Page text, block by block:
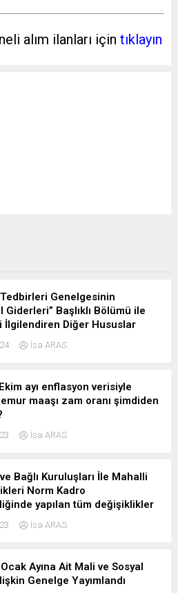
alım ilanları için tıklayın
Genelgesinin
Giderleri” Başlıklı Bölümü ile
İlgilendiren Diğer Hususlar
İsa ARAS
ayı enflasyon verisiyle
maaşı zam oranı şimdiden
İsa ARAS
Bağlı Kuruluşları İle Mahalli
Norm Kadro
yapılan tüm değişiklikler
İsa ARAS
Ocak Ayına Ait Mali ve Sosyal
Genelge Yayımlandı